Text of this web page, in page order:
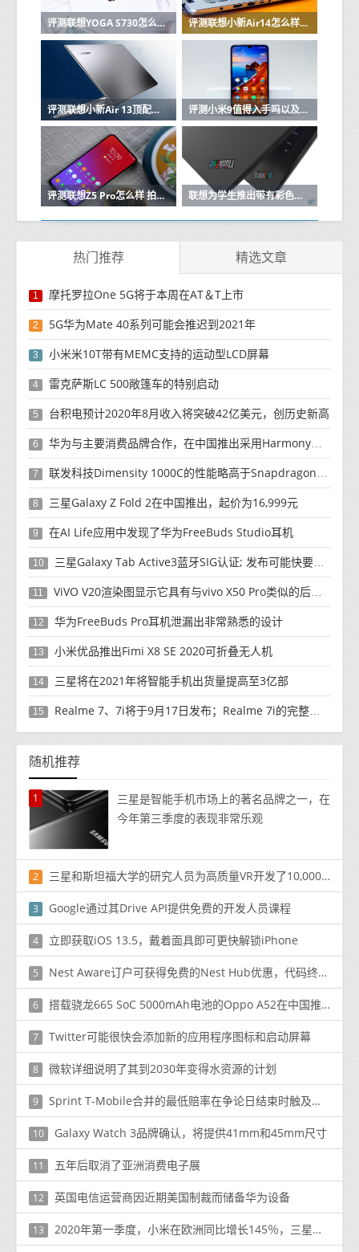
评测联想YOGA S730怎么样以及惠普星14轻薄本值得入手吗 评测联想小新Air14怎么样以及顽石热血版YX570值得入手吗
评测联想小新Air 13顶配版怎么样以及Acer宏碁TravelMate X3410笔记本如何 评测小米9值得入手吗以及联想Z5s性价比如何
评测联想Z5 Pro怎么样 拍照性能欠佳 联想为学生推出带有彩色复古徽标的ThinkPad 11e Yoga 6th Gen
热门推荐 精选文章
1 摩托罗拉One 5G将于本周在AT＆T上市
2 5G华为Mate 40系列可能会推迟到2021年
3 小米米10T带有MEMC支持的运动型LCD屏幕
4 雷克萨斯LC 500敞篷车的特别启动
5 台积电预计2020年8月收入将突破42亿美元，创历史新高
6 华为与主要消费品牌合作，在中国推出采用HarmonyOS 2.0的智能家居产品
7 联发科技Dimensity 1000C的性能略高于Snapdragon 765G
8 三星Galaxy Z Fold 2在中国推出，起价为16,999元
9 在AI Life应用中发现了华为FreeBuds Studio耳机
10 三星Galaxy Tab Active3蓝牙SIG认证; 发布可能快要结束了
11 ViVO V20渲染图显示它具有与vivo X50 Pro类似的后部设计
12 华为FreeBuds Pro耳机泄漏出非常熟悉的设计
13 小米优品推出Fimi X8 SE 2020可折叠无人机
14 三星将在2021年将智能手机出货量提高至3亿部
15 Realme 7、7i将于9月17日发布；Realme 7i的完整规格并导致泄漏
随机推荐
1
三星是智能手机市场上的著名品牌之一，在
今年第三季度的表现非常乐观
2 三星和斯坦福大学的研究人员为高质量VR开发了10,000PPI显示器
3 Google通过其Drive API提供免费的开发人员课程
4 立即获取iOS 13.5，戴着面具即可更快解锁iPhone
5 Nest Aware订户可获得免费的Nest Hub优惠，代码终于可以使用
6 搭载骁龙665 SoC 5000mAh电池的Oppo A52在中国推出
7 Twitter可能很快会添加新的应用程序图标和启动屏幕
8 微软详细说明了其到2030年变得水资源的计划
9 Sprint T-Mobile合并的最低赔率在争论日结束时触及华尔街
10 Galaxy Watch 3品牌确认，将提供41mm和45mm尺寸
11 五年后取消了亚洲消费电子展
12 英国电信运营商因近期美国制裁而储备华为设备
13 2020年第一季度，小米在欧洲同比增长145％，三星引领市场